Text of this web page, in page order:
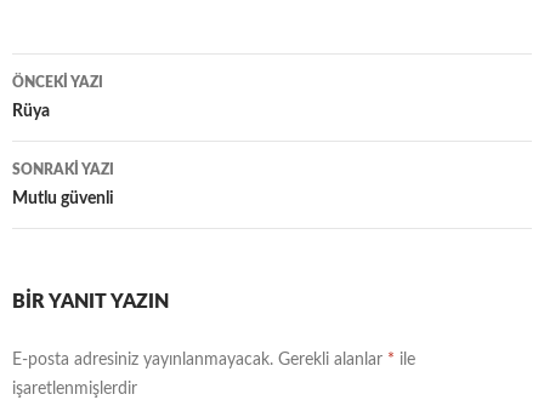
Yazı
dolaşımı
ÖNCEKI YAZI
Rüya
SONRAKI YAZI
Mutlu güvenli
BIR YANIT YAZIN
E-posta adresiniz yayınlanmayacak. Gerekli alanlar * ile
işaretlenmişlerdir